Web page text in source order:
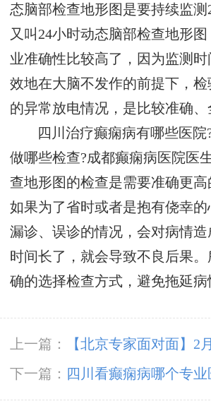
态脑部检查地形图是要持续监测
又叫24小时动态脑部检查地形
业准确性比较高了，因为监测
效地在大脑不发作的前提下，
的异常放电情况，是比较准确、
四川治疗癫痫病有哪些医
做哪些检查?成都癫痫病医院医
查地形图的检查是需要准确更高
如果为了省时或者是抱有侥幸
漏诊、误诊的情况，会对病情造
时间长了，就会导致不良后果
确的选择检查方式，避免拖延病
上一篇：
【北京专家面对面】2
大学首钢医院神经内科胡颖教授
诊，莫错过!
下一篇：
四川看癫痫病哪个专业
检查费用是多少?